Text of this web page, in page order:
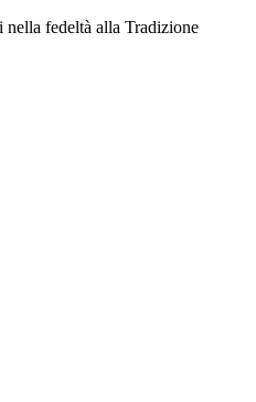
nella fedeltà alla Tradizione